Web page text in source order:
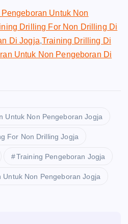
Untuk Non
Drilling For Non Drilling Di
Di Jogja,Training Drilling Di
Untuk Non Pengeboran Di
Untuk Non Pengeboran Jogja
For Non Drilling Jogja
Training Pengeboran Jogja
Untuk Non Pengeboran Jogja